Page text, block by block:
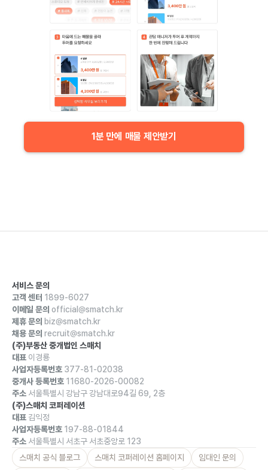
1분 만에 매물 제안받기
서비스 문의
고객 센터 1899-6027
이메일 문의 official@smatch.kr
제휴 문의 biz@smatch.kr
채용 문의 recruit@smatch.kr
(주)부동산 중개법인 스매치
대표 이경룡
사업자등록번호 377-81-02038
중개사 등록번호 11680-2026-00082
주소 서울특별시 강남구 강남대로94길 69, 2층
(주)스매치 코퍼레이션
대표 김익정
사업자등록번호 197-88-01844
주소 서울특별시 서초구 서초중앙로 123
스매치 공식 블로그
스매치 코퍼레이션 홈페이지 임대인 문의